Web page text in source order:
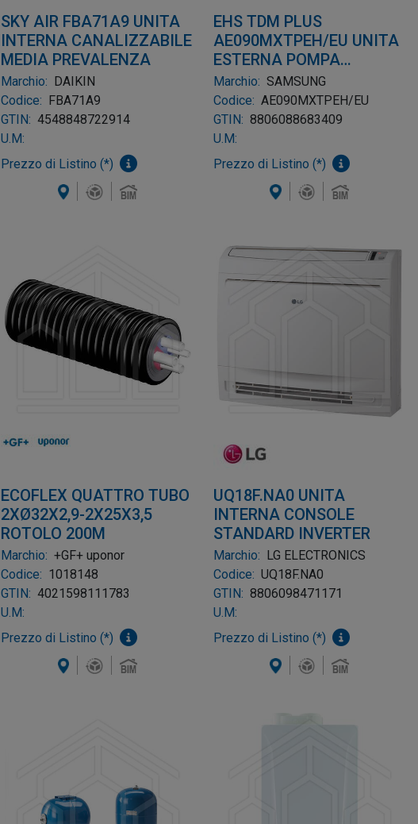
SKY AIR FBA71A9 UNITA
INTERNA CANALIZZABILE
MEDIA PREVALENZA
Marchio: DAIKIN
Codice: FBA71A9
GTIN: 4548848722914
U.M:
Prezzo di Listino (*)
EHS TDM PLUS
AE090MXTPEH/EU UNITA
ESTERNA POMPA
CALORE1X220V 9KW
Marchio: SAMSUNG
Codice: AE090MXTPEH/EU
GTIN: 8806088683409
U.M:
Prezzo di Listino (*)
ECOFLEX QUATTRO TUBO
2XØ32X2,9-2X25X3,5
ROTOLO 200M
Marchio: +GF+ uponor
Codice: 1018148
GTIN: 4021598111783
U.M:
Prezzo di Listino (*)
UQ18F.NA0 UNITA
INTERNA CONSOLE
STANDARD INVERTER
Marchio: LG ELECTRONICS
Codice: UQ18F.NA0
GTIN: 8806098471171
U.M:
Prezzo di Listino (*)